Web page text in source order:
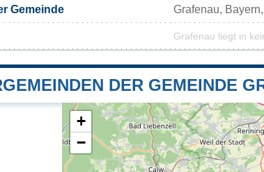
Gemeinde Grafenau,
Grafenau liegt in
DER GEMEINDE
+
−